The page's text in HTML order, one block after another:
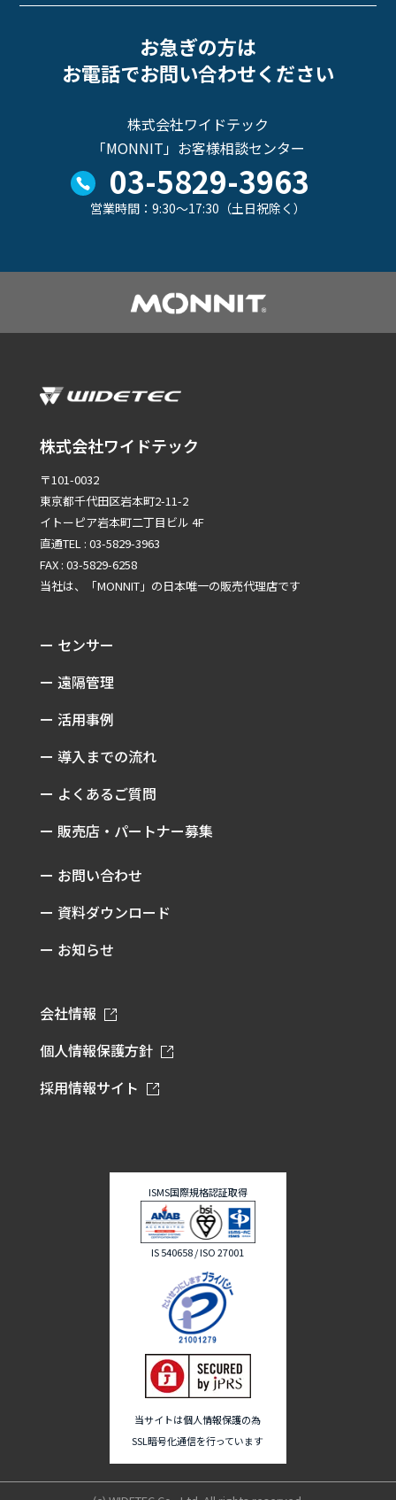
お急ぎの方は
お電話でお問い合わせください
株式会社ワイドテック
「MONNIT」お客様相談センター
03-5829-3963
営業時間：9:30～17:30（土日祝除く）
株式会社ワイドテック
〒101-0032
東京都千代田区岩本町2-11-2
イトーピア岩本町二丁目ビル 4F
直通TEL : 03-5829-3963
FAX : 03-5829-6258
当社は、「MONNIT」の日本唯一の販売代理店です
ー センサー
ー 遠隔管理
ー 活用事例
ー 導入までの流れ
ー よくあるご質問
ー 販売店・パートナー募集
ー お問い合わせ
ー 資料ダウンロード
ー お知らせ
会社情報
個人情報保護方針
採用情報サイト
ISMS国際規格認証取得
IS 540658 / ISO 27001
当サイトは個人情報保護の為
SSL暗号化通信を行っています